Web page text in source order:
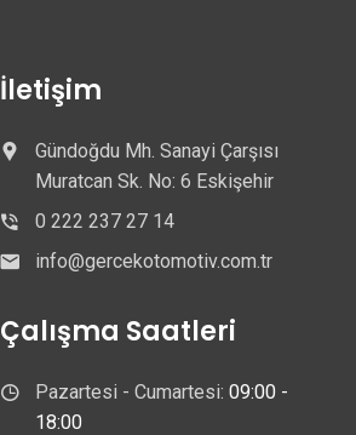
İletişim
Gündoğdu Mh. Sanayi Çarşısı
Muratcan Sk. No: 6 Eskişehir
0 222 237 27 14
info@gercekotomotiv.com.tr
Çalışma Saatleri
Pazartesi - Cumartesi: 09:00 -
18:00